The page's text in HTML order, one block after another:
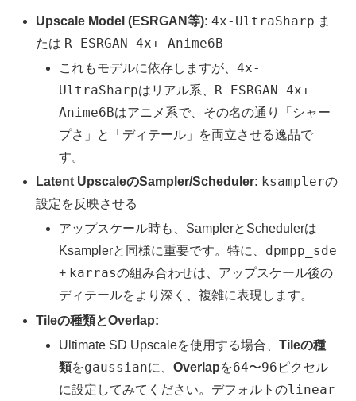
Upscale Model (ESRGAN等): 4x-UltraSharp ま
たは R-ESRGAN 4x+ Anime6B
これもモデルに依存しますが、4x-
UltraSharpはリアル系、 R-ESRGAN 4x+
Anime6Bはアニメ系で、その名の通り「シャー
プさ」と「ディテール」を両立させる逸品で
す。
Latent UpscaleのSampler/Scheduler: ksamplerの
設定を反映させる
アップスケール時も、SamplerとSchedulerは
Ksamplerと同様に重要です。特に、 dpmpp_sde
+ karrasの組み合わせは、アップスケール後の
ディテールをより深く、複雑に表現します。
Tileの種類とOverlap:
Ultimate SD Upscaleを使用する場合、Tileの種
類をgaussianに、Overlapを64〜96 ピクセル
に設定してみてください。デフォルトのlinear